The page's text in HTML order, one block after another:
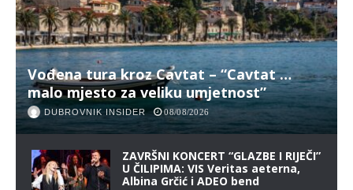
Vođena tura kroz Cavtat – “Cavtat …
malo mjesto za veliku umjetnost”
DUBROVNIK INSIDER 08/08/2026
ZAVRŠNI KONCERT “GLAZBE I RIJEČI”
U ČILIPIMA: VIS Veritas aeterna,
Albina Grčić i ADEO bend